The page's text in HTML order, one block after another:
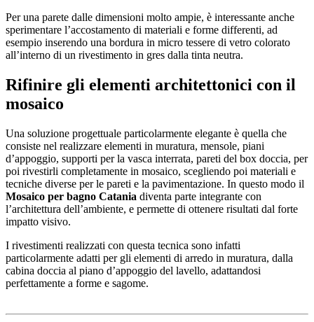
Per una parete dalle dimensioni molto ampie, è interessante anche
sperimentare l’accostamento di materiali e forme differenti, ad
esempio inserendo una bordura in micro tessere di vetro colorato
all’interno di un rivestimento in gres dalla tinta neutra.
Rifinire gli elementi architettonici con il
mosaico
Una soluzione progettuale particolarmente elegante è quella che
consiste nel realizzare elementi in muratura, mensole, piani
d’appoggio, supporti per la vasca interrata, pareti del box doccia, per
poi rivestirli completamente in mosaico, scegliendo poi materiali e
tecniche diverse per le pareti e la pavimentazione. In questo modo il
Mosaico per bagno Catania diventa parte integrante con
l’architettura dell’ambiente, e permette di ottenere risultati dal forte
impatto visivo.
I rivestimenti realizzati con questa tecnica sono infatti
particolarmente adatti per gli elementi di arredo in muratura, dalla
cabina doccia al piano d’appoggio del lavello, adattandosi
perfettamente a forme e sagome.